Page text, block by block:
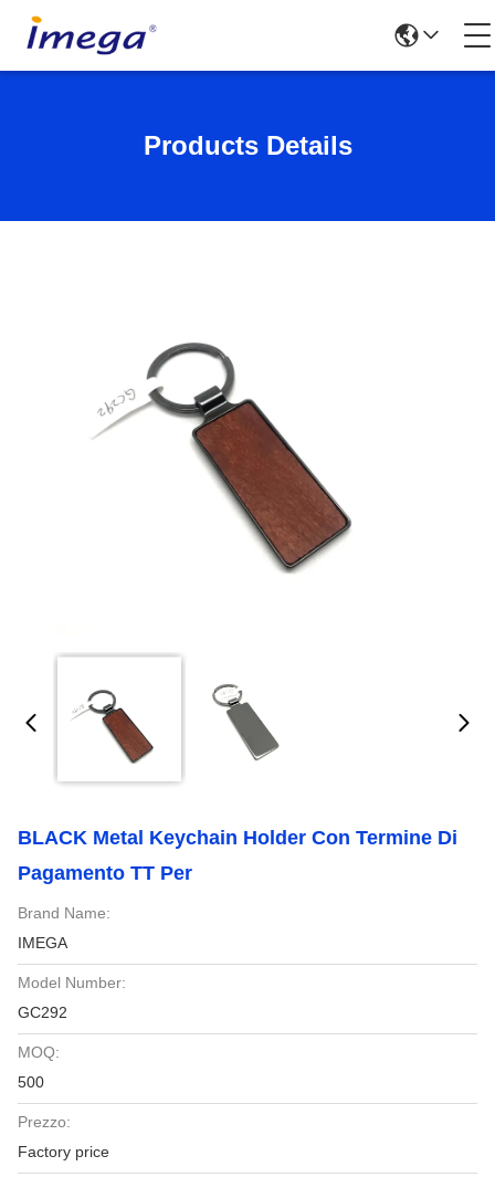
Products Details
BLACK Metal Keychain Holder Con Termine Di
Pagamento TT Per
Brand Name:
IMEGA
Model Number:
GC292
MOQ:
500
Prezzo:
Factory price